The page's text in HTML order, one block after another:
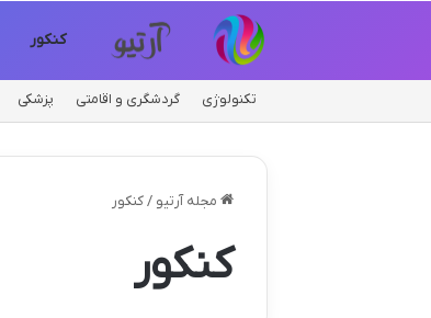
کنکور
تکنولوژی گردشگری و اقامتی پزشکی
مجله آرتیو / کنکور
کنکور